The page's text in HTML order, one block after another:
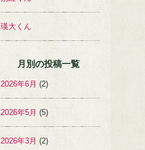
瑛大くん
月別の投稿一覧
2026年6月 (2)
2026年5月 (5)
2026年3月 (2)